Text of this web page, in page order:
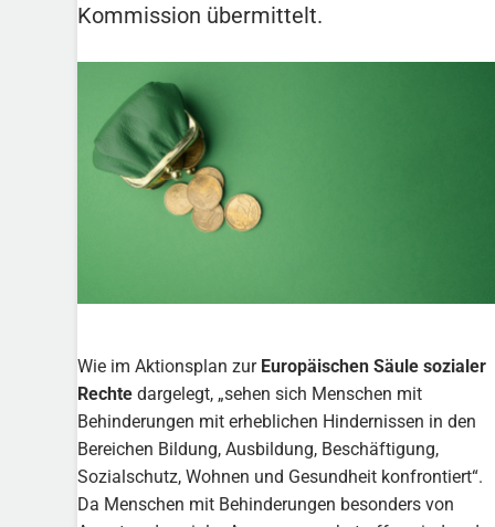
Kommission übermittelt.
Wie im Aktionsplan zur Europäischen Säule sozialer
Rechtedargelegt, „sehen sich Menschen mit
Behinderungen mit erheblichen Hindernissen in den
Bereichen Bildung, Ausbildung, Beschäftigung,
Sozialschutz, Wohnen und Gesundheit konfrontiert“.
Da Menschen mit Behinderungen besonders von